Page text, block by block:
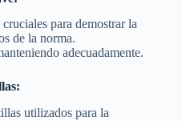
para demostrar la
de la norma.
adecuadamente.
utilizados para la